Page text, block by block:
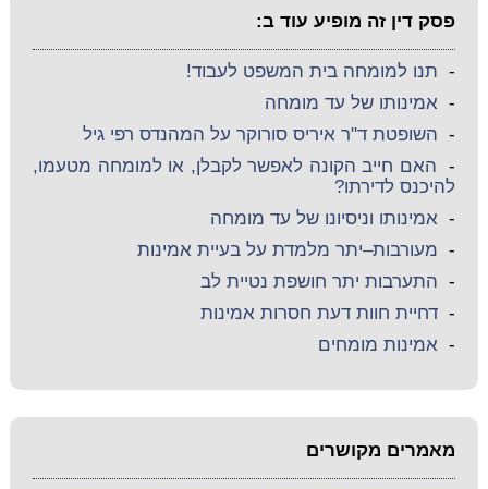
פסק דין זה מופיע עוד ב:
- תנו למומחה בית המשפט לעבוד!
-אמינותו של עד מומחה
- השופטת ד"ר איריס סורוקר על המהנדס רפי גיל
- האם חייב הקונה לאפשר לקבלן, או למומחה מטעמו,
להיכנס לדירתו?
-אמינותו וניסיונו של עד מומחה
- מעורבות–יתר מלמדת על בעיית אמינות
- התערבות יתר חושפת נטיית לב
-דחיית חוות דעת חסרות אמינות
-אמינות מומחים
מאמרים מקושרים